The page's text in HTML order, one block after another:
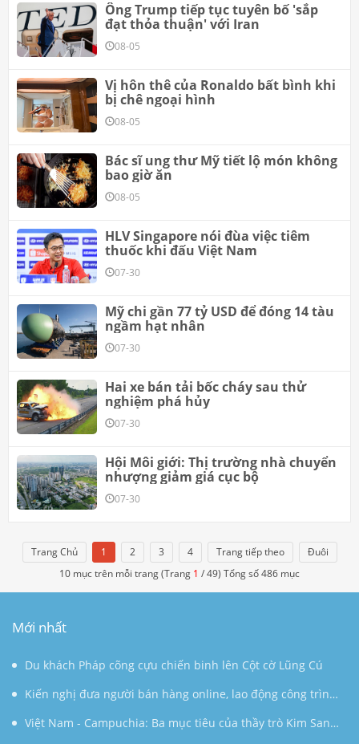
Ông Trump tiếp tục tuyên bố 'sắp
đạt thỏa thuận' với Iran
08-05
Vị hôn thê của Ronaldo bất bình khi
bị chê ngoại hình
08-05
Bác sĩ ung thư Mỹ tiết lộ món không
bao giờ ăn
08-05
HLV Singapore nói đùa việc tiêm
thuốc khi đấu Việt Nam
07-30
Mỹ chi gần 77 tỷ USD để đóng 14 tàu
ngầm hạt nhân
07-30
Hai xe bán tải bốc cháy sau thử
nghiệm phá hủy
07-30
Hội Môi giới: Thị trường nhà chuyển
nhượng giảm giá cục bộ
07-30
Trang Chủ 1 2 3 4 Trang tiếp theo
Đuôi
10 mục trên mỗi trang (Trang 1 / 49) Tổng số 486 mục
Mới nhất
Du khách Pháp cõng cựu chiến binh lên Cột cờ Lũng Cú
Kiến nghị đưa người bán hàng online, lao động công trình
đóng BHXH bắt buộc
Việt Nam - Campuchia: Ba mục tiêu của thầy trò Kim Sang-